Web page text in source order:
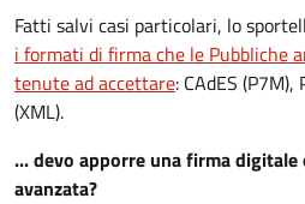
Fatti salvi casi particolari, lo
i formati di firma che le Pubbliche
tenute ad accettare: CAdES (P7M),
(XML).
... devo apporre una firma
avanzata?